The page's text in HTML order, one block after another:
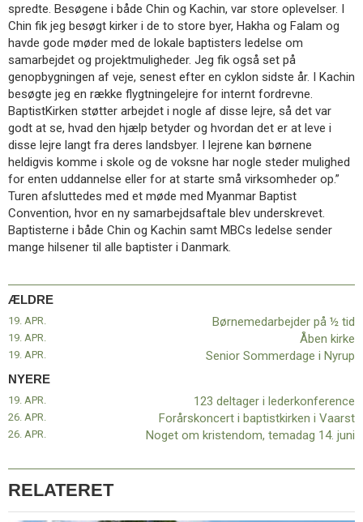
9.0:
Forside
10.0:
Nyheder
11.0:
Kalender
12.0:
Inspiration
13.0:
Værktøjskassen
14.0:
Mission
15.0:
Om
BaptistKirken
16.0:
Kontakt
Næste
indlæg:
123
deltager
Børnemedarbejder
tid
spredte. Besøgene i både Chin og Kachin, var store oplevelser. I
Chin fik jeg besøgt kirker i de to store byer, Hakha og Falam og
havde gode møder med de lokale baptisters ledelse om
samarbejdet og projektmuligheder. Jeg fik også set på
genopbygningen af veje, senest efter en cyklon sidste år. I Kachin
besøgte jeg en række flygtningelejre for internt fordrevne.
BaptistKirken støtter arbejdet i nogle af disse lejre, så det var
godt at se, hvad den hjælp betyder og hvordan det er at leve i
disse lejre langt fra deres landsbyer. I lejrene kan børnene
heldigvis komme i skole og de voksne har nogle steder mulighed
for enten uddannelse eller for at starte små virksomheder op.”
Turen afsluttedes med et møde med Myanmar Baptist
Convention, hvor en ny samarbejdsaftale blev underskrevet.
Baptisterne i både Chin og Kachin samt MBCs ledelse sender
mange hilsener til alle baptister i Danmark.
ÆLDRE
19. APR. Børnemedarbejder på ½ tid
19. APR. Åben kirke
19. APR. Senior Sommerdage i Nyrup
NYERE
123 deltager i lederkonference
19. APR.
Forårskoncert i baptistkirken i Vaarst
26. APR.
Noget om kristendom, temadag 14. juni
26. APR.
RELATERET